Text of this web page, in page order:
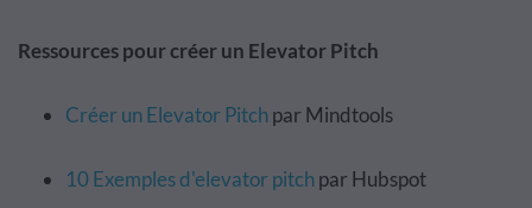
Ressources pour créer un Elevator Pitch
Créer un Elevator Pitchpar Mindtools
10 Exemples d'elevator pitchpar Hubspot